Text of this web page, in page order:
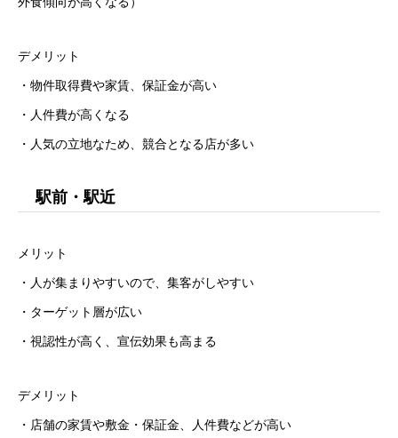
デメリット
・物件取得費や家賃、保証金が高い
・人件費が高くなる
・人気の立地なため、競合となる店が多い
駅前・駅近
メリット
・人が集まりやすいので、集客がしやすい
・ターゲット層が広い
・視認性が高く、宣伝効果も高まる
デメリット
・店舗の家賃や敷金・保証金、人件費などが高い